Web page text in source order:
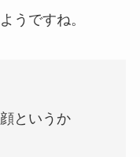
うですね。
というか